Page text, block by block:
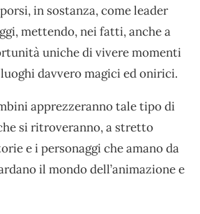
in sostanza, come leader
mettendo, nei fatti, anche a
uniche di vivere momenti
davvero magici ed onirici.
apprezzeranno tale tipo di
si ritroveranno, a stretto
e i personaggi che amano da
il mondo dell’animazione e